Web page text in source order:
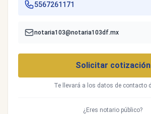
5567261171
notaria103@notaria103df.mx
Solicitar cotización
Te llevará a los datos de contacto
¿Eres notario público?